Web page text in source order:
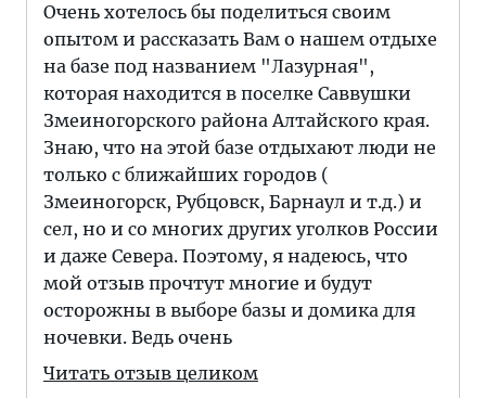
Очень хотелось бы поделиться своим
опытом и рассказать Вам о нашем отдыхе
на базе под названием "Лазурная",
которая находится в поселке Саввушки
Змеиногорского района Алтайского края.
Знаю, что на этой базе отдыхают люди не
только с ближайших городов (
Змеиногорск, Рубцовск, Барнаул и т.д.) и
сел, но и со многих других уголков России
и даже Севера. Поэтому, я надеюсь, что
мой отзыв прочтут многие и будут
осторожны в выборе базы и домика для
ночевки. Ведь очень
Читать отзыв целиком